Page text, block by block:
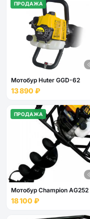
ПРОДАЖА
Мотобур Huter GGD-62
13 890 ₽
ПРОДАЖА
Мотобур Champion AG252
18 100 ₽